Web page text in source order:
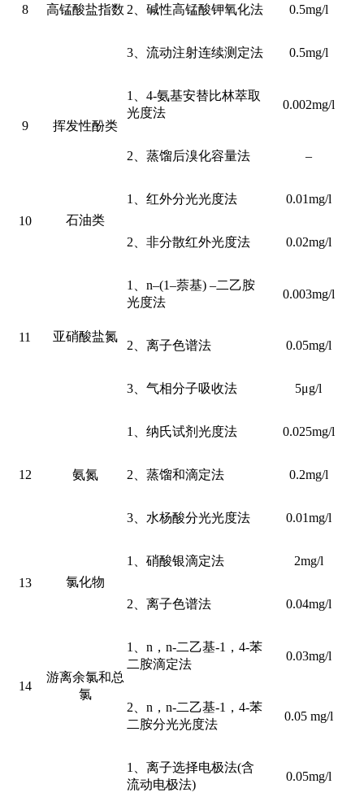
8 高锰酸盐指数 2、碱性高锰酸钾氧化法 0.5mg/l
3、流动注射连续测定法 0.5mg/l
9 挥发性酚类
1、4-氨基安替比林萃取
光度法
0.002mg/l
2、蒸馏后溴化容量法 –
10 石油类
1、红外分光光度法 0.01mg/l
2、非分散红外光度法 0.02mg/l
11 亚硝酸盐氮
1、n–(1–萘基) –二乙胺
光度法
0.003mg/l
2、离子色谱法 0.05mg/l
3、气相分子吸收法 5μg/l
12 氨氮
1、纳氏试剂光度法 0.025mg/l
2、蒸馏和滴定法 0.2mg/l
3、水杨酸分光光度法 0.01mg/l
13 氯化物
1、硝酸银滴定法 2mg/l
2、离子色谱法 0.04mg/l
14
游离余氯和总
氯
1、n，n-二乙基-1，4-苯
二胺滴定法
0.03mg/l
2、n，n-二乙基-1，4-苯
二胺分光光度法
0.05 mg/l
1、离子选择电极法(含
流动电极法)
0.05mg/l